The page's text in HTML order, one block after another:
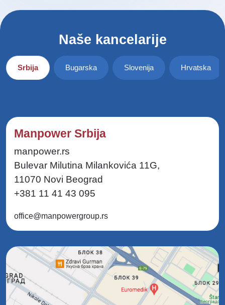
Naše kancelarije
Srbija Bugarska Slovenija Hrvatska
Manpower Srbija
manpower.rs
Bulevar Milutina Milankovića 11G,
11070 Novi Beograd
+381 11 41 43 095
office@manpowergroup.rs